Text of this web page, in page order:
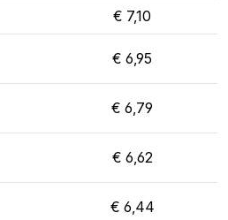
€ 7,10
€ 6,95
€ 6,79
€ 6,62
€ 6,44